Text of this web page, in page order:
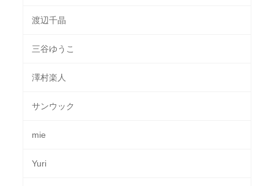
渡辺千晶
三谷ゆうこ
澤村楽人
サンウック
mie
Yuri